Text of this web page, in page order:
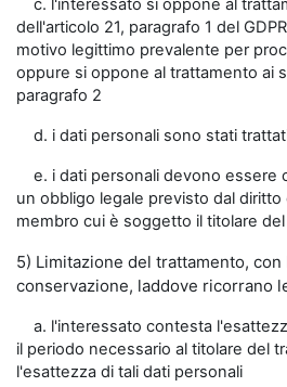
c. l'interessato si oppone al
dell'articolo 21, paragrafo 1 del
motivo legittimo prevalente per
oppure si oppone al trattamento ai
paragrafo 2
d. i dati personali sono stati
e. i dati personali devono essere
un obbligo legale previsto dal
membro cui è soggetto il titolare
5) Limitazione del trattamento,
conservazione, laddove ricorrano
a. l'interessato contesta
il periodo necessario al titolare del
l'esattezza di tali dati personali